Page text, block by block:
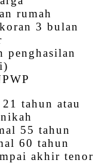
rumah
3 bulan
penghasilan
tahun atau
55 tahun
60 tahun
akhir tenor